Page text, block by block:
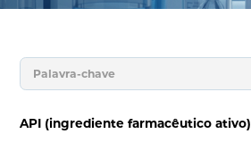
API (ingrediente farmacêutico ativo)